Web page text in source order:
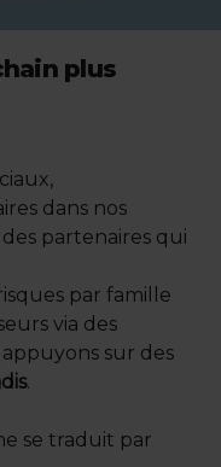
plus
dans nos
partenaires qui
par famille
via des
sur des
.
se traduit par